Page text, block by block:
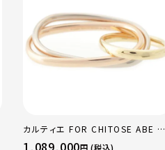
カルティエ FOR CHITOSE ABE OF
sacai サカイ 750 YG×PG×WG
1,089,000円 (税込)